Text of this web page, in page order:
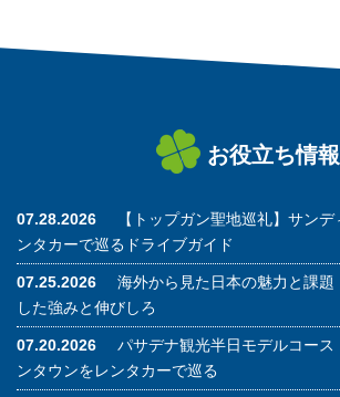
お役立ち情報
07.28.2026
【トップガン聖地巡礼】サン
ンタカーで巡るドライブガイド
07.25.2026
海外から見た日本の魅力と課
した強みと伸びしろ
07.20.2026
パサデナ観光半日モデルコース
ンタウンをレンタカーで巡る